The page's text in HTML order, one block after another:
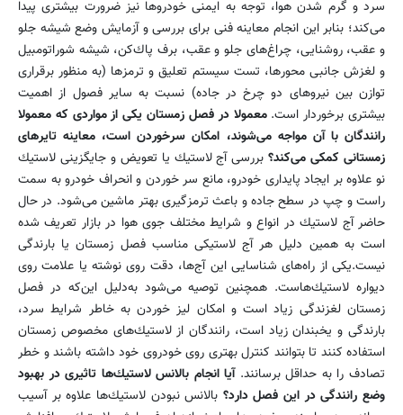
سرد و گرم شدن هوا، توجه به ایمنی خودروها نیز ضرورت بیشتری پیدا
می‌كند؛ بنابر این انجام معاینه فنی برای بررسی و آزمایش وضع شیشه جلو
و عقب، روشنایی، چراغ‌های جلو و عقب، برف پاك‌كن، شیشه شوراتومبیل
و لغزش جانبی محورها، تست سیستم تعلیق و ترمزها (به منظور برقراری
توازن بین نیروهای دو چرخ در جاده) نسبت به سایر فصول از اهمیت
بیشتری برخوردار است.معمولا در فصل زمستان یكی از مواردی كه معمولا
رانندگان با آن مواجه می‌شوند، امكان سرخوردن است، معاینه تایرهای
زمستانی كمكی می‌كند؟بررسی آج لاستیك یا تعویض و جایگزینی لاستیك
نو علاوه بر ایجاد پایداری خودرو، مانع سر خوردن و انحراف خودرو به سمت
راست و چپ در سطح جاده و باعث ترمزگیری بهتر ماشین می‌شود. در حال
حاضر آج لاستیك در انواع و شرایط مختلف جوی هوا در بازار تعریف شده
است به همین دلیل هر آج لاستیكی مناسب فصل زمستان یا بارندگی
نیست.یكی از راه‌های شناسایی این آج‌ها، دقت روی نوشته یا علامت روی
دیواره لاستیك‌هاست. همچنین توصیه می‌شود به‌دلیل این‌كه در فصل
زمستان لغزندگی زیاد است و امكان لیز خوردن به خاطر شرایط سرد،
بارندگی و یخبندان زیاد است، رانندگان از لاستیك‌های مخصوص زمستان
استفاده كنند تا بتوانند كنترل بهتری روی خودروی خود داشته باشند و خطر
تصادف را به حداقل برسانند.آیا انجام بالانس لاستیك‌ها تاثیری در بهبود
وضع رانندگی در این فصل دارد؟ بالانس نبودن لاستیك‌ها علاوه بر آسیب